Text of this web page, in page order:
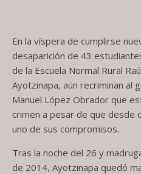
En la víspera de cumplirse
desaparición de 43
de la Escuela Normal Rural
Ayotzinapa, aún recriminan al
Manuel López Obrador que
crimen a pesar de que desde
uno de sus compromisos.
Tras la noche del 26 y
de 2014, Ayotzinapa quedó